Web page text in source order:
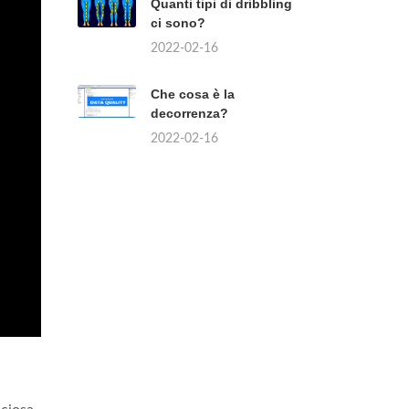
Quanti tipi di dribbling
ci sono?
2022-02-16
Che cosa è la
decorrenza?
2022-02-16